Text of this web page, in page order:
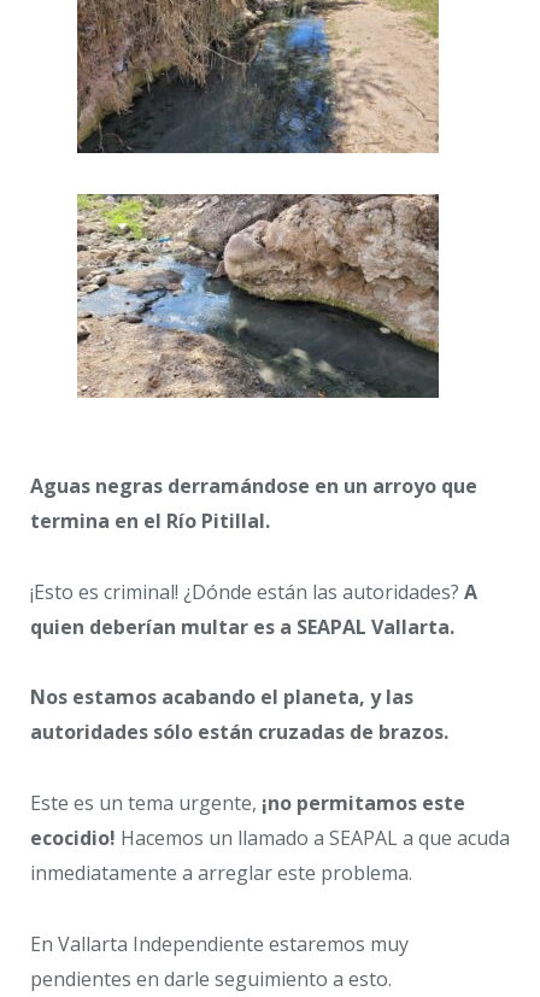
Aguas negras derramándose en un arroyo que
termina en el Río Pitillal.
¡Esto es criminal! ¿Dónde están las autoridades? A
quien deberían multar es a SEAPAL Vallarta.
Nos estamos acabando el planeta, y las
autoridades sólo están cruzadas de brazos.
Este es un tema urgente, ¡no permitamos este
ecocidio! Hacemos un llamado a SEAPAL a que acuda
inmediatamente a arreglar este problema.
En Vallarta Independiente estaremos muy
pendientes en darle seguimiento a esto.